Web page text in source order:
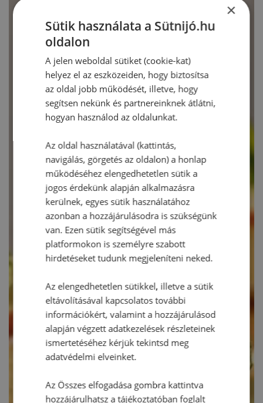
×
Sütik használata a Sütnijó.hu
oldalon
A jelen weboldal sütiket (cookie-kat)
helyez el az eszközeiden, hogy biztosítsa
az oldal jobb működését, illetve, hogy
segítsen nekünk és partnereinknek átlátni,
hogyan használod az oldalunkat.
Az oldal használatával (kattintás,
navigálás, görgetés az oldalon) a honlap
működéséhez elengedhetetlen sütik a
jogos érdekünk alapján alkalmazásra
kerülnek, egyes sütik használatához
azonban a hozzájárulásodra is szükségünk
van. Ezen sütik segítségével más
platformokon is személyre szabott
hirdetéseket tudunk megjeleníteni neked.
Az elengedhetetlen sütikkel, illetve a sütik
eltávolításával kapcsolatos további
információkért, valamint a hozzájárulásod
alapján végzett adatkezelések részleteinek
ismertetéséhez kérjük tekintsd meg
adatvédelmi elveinket.
Az Összes elfogadása gombra kattintva
hozzájárulhatsz a tájékoztatóban foglalt